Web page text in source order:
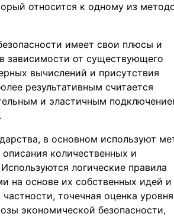
относится к одному из
имеет свои плюсы и
зависимости от существующего
вычислений и присутствия
результативным считается
и эластичным
в основном используют
количественных и
логические правила
на основе их собственных идей и
точечная оценка уровня
экономической безопасности,